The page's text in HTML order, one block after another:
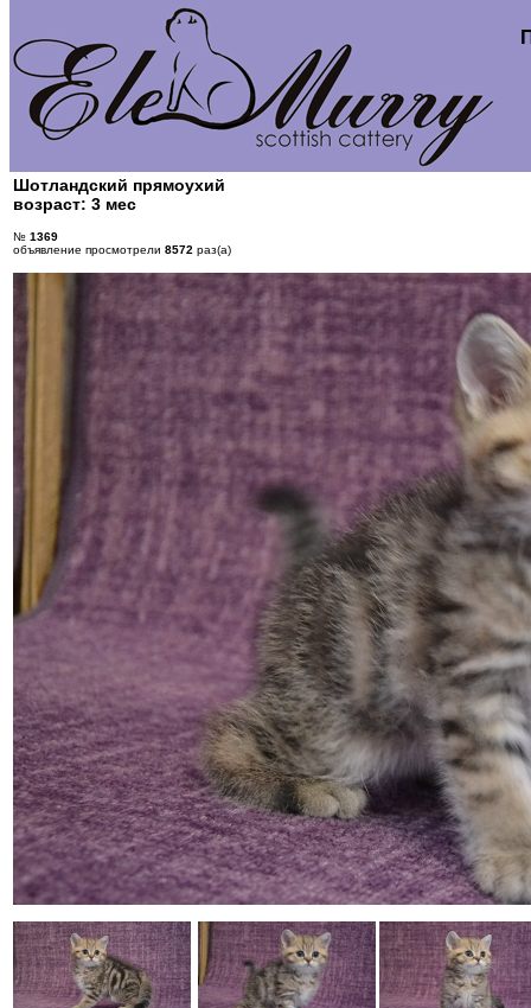
Шотландский прямоухий
возраст: 3 мес
№ 1369
объявление просмотрели 8572 раз(а)